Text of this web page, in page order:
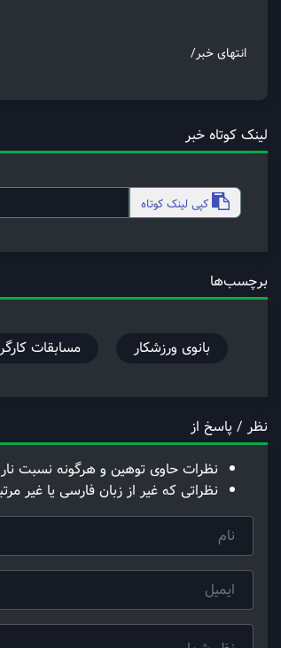
انتهای خبر/
لینک کوتاه خبر
کپی لینک کوتاه
برچسب‌ها
بانوی ورزشکار مسابقات
نظر / پاسخ از
نظرات حاوی توهین و هرگونه نسبت
نظراتی که غیر از زبان فارسی یا غیر